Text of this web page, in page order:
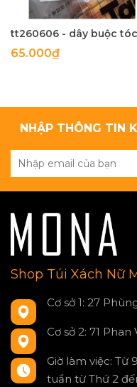
tt260606 - dây buộc tóc
65.000₫
NHẬP THÔNG TIN
Shop Túi Xách Nữ
Cơ sở 1: 27
Cơ sở 2: 71
Giờ làm việc: Từ
tuần từ Thứ 2